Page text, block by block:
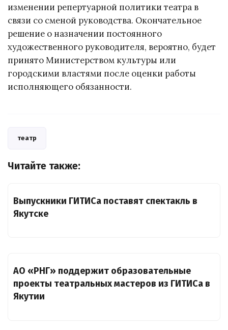
изменении репертуарной политики театра в
связи со сменой руководства. Окончательное
решение о назначении постоянного
художественного руководителя, вероятно, будет
принято Министерством культуры или
городскими властями после оценки работы
исполняющего обязанности.
театр
Читайте также:
Выпускники ГИТИСа поставят спектакль в
Якутске
АО «РНГ» поддержит образовательные
проекты театральных мастеров из ГИТИСа в
Якутии